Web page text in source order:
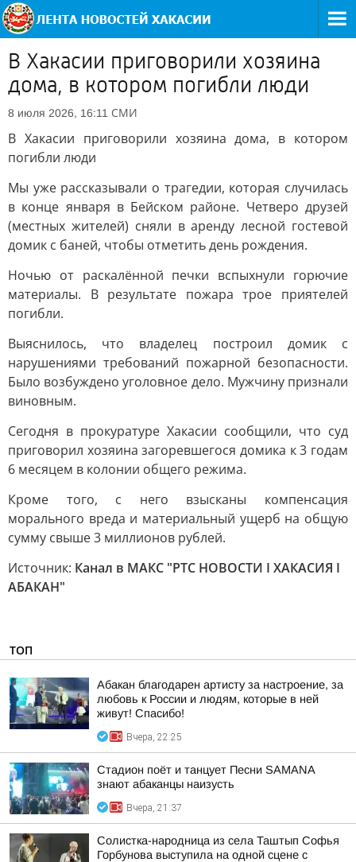
В Хакасии приговорили хозяина
дома, в котором погибли люди
8 июля 2026, 16:11 СМИ
В Хакасии приговорили хозяина дома, в котором
погибли люди
Мы уже рассказывали о трагедии, которая случилась
в конце января в Бейском районе. Четверо друзей
(местных жителей) сняли в аренду лесной гостевой
домик с баней, чтобы отметить день рождения.
Ночью от раскалённой печки вспыхнули горючие
материалы. В результате пожара трое приятелей
погибли.
Выяснилось, что владелец построил домик с
нарушениями требований пожарной безопасности.
Было возбуждено уголовное дело. Мужчину признали
виновным.
Сегодня в прокуратуре Хакасии сообщили, что суд
приговорил хозяина загоревшегося домика к 3 годам
6 месяцем в колонии общего режима.
Кроме того, с него взысканы компенсация
морального вреда и материальный ущерб на общую
сумму свыше 3 миллионов рублей.
Источник: Канал в МАКС "РТС НОВОСТИ I ХАКАСИЯ I
АБАКАН"
ТОП
Абакан благодарен артисту за настроение, за
любовь к России и людям, которые в ней
живут! Спасибо!
Вчера, 22:25
Стадион поёт и танцует Песни SAMANA
знают абаканцы наизусть
Вчера, 21:37
Солистка-народница из села Таштып Софья
Горбунова выступила на одной сцене с